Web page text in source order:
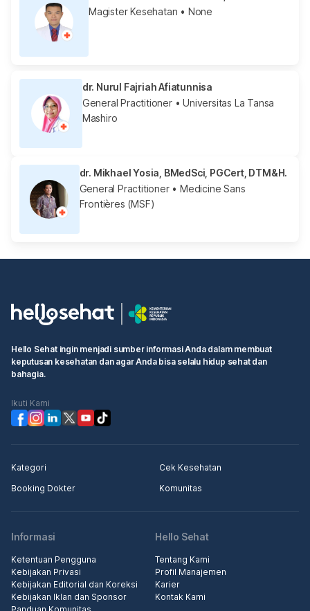
Magister Kesehatan • None
dr. Nurul Fajriah Afiatunnisa
General Practitioner• Universitas La Tansa
Mashiro
dr. Mikhael Yosia, BMedSci, PGCert, DTM&H.
General Practitioner• Medicine Sans
Frontières (MSF)
Hello Sehat ingin menjadi sumber informasi Anda dalam membuat
keputusan kesehatan dan agar Anda bisa selalu hidup sehat dan
bahagia.
Ikuti Kami
Kategori
Cek Kesehatan
Booking Dokter
Komunitas
Informasi
Ketentuan Pengguna
Kebijakan Privasi
Kebijakan Editorial dan Koreksi
Kebijakan Iklan dan Sponsor
Panduan Komunitas
Hello Sehat
Tentang Kami
Profil Manajemen
Karier
Kontak Kami